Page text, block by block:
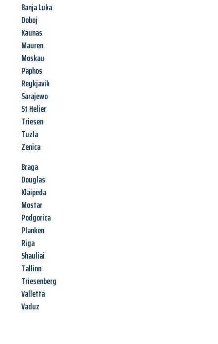
Banja Luka
Doboj
Kaunas
Mauren
Moskau
Paphos
Reykjavik
Sarajewo
St Helier
Triesen
Tuzla
Zenica
Braga
Douglas
Klaipeda
Mostar
Podgorica
Planken
Riga
Shauliai
Tallinn
Triesenberg
Valletta
Vaduz